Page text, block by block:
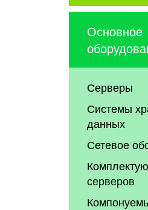
Основное
Серверы
Системы
данных
Сетевое
серверов